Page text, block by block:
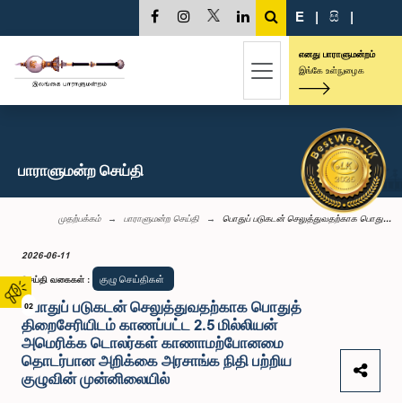
02
E | සි |
எனது பாராளுமன்றம்
இங்கே உள்நுழைக
பாராளுமன்ற செய்தி
முதற்பக்கம் பாராளுமன்ற செய்தி பொதுப் படுகடன் செலுத்துவதற்காக பொது...
2026-06-11
செய்தி வகைகள் : குழு செய்திகள்
பொதுப் படுகடன் செலுத்துவதற்காக பொதுத்
திறைசேரியிடம் காணப்பட்ட 2.5 மில்லியன்
அமெரிக்க டொலர்கள் காணாமற்போனமை
தொடர்பான அறிக்கை அரசாங்க நிதி பற்றிய
குழுவின் முன்னிலையில்